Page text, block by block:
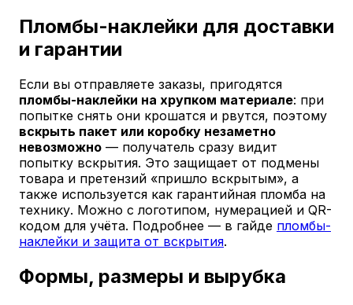
Пломбы-наклейки для доставки
и гарантии
Если вы отправляете заказы, пригодятся
пломбы-наклейки на хрупком материале: при
попытке снять они крошатся и рвутся, поэтому
вскрыть пакет или коробку незаметно
невозможно — получатель сразу видит
попытку вскрытия. Это защищает от подмены
товара и претензий «пришло вскрытым», а
также используется как гарантийная пломба на
технику. Можно с логотипом, нумерацией и QR-
кодом для учёта. Подробнее — в гайде пломбы-
наклейки и защита от вскрытия.
Формы, размеры и вырубка